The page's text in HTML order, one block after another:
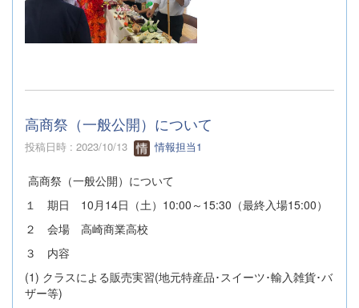
高商祭（一般公開）について
投稿日時 : 2023/10/13 情報担当1
高商祭（一般公開）について
１ 期日 10月14日（土）10:00～15:30（最終入場15:00）
２ 会場 高崎商業高校
３ 内容
(1) クラスによる販売実習(地元特産品･スイーツ･輸入雑貨･バ
ザー等)